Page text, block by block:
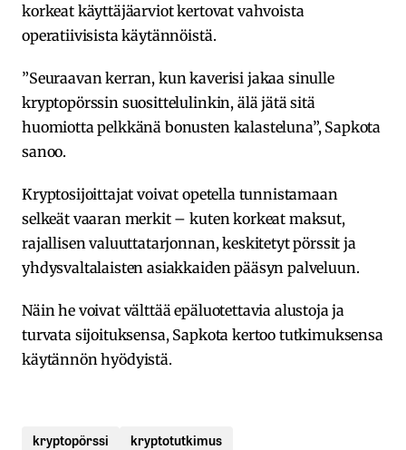
korkeat käyttäjäarviot kertovat vahvoista
operatiivisista käytännöistä.
”Seuraavan kerran, kun kaverisi jakaa sinulle
kryptopörssin suosittelulinkin, älä jätä sitä
huomiotta pelkkänä bonusten kalasteluna”, Sapkota
sanoo.
Kryptosijoittajat voivat opetella tunnistamaan
selkeät vaaran merkit – kuten korkeat maksut,
rajallisen valuuttatarjonnan, keskitetyt pörssit ja
yhdysvaltalaisten asiakkaiden pääsyn palveluun.
Näin he voivat välttää epäluotettavia alustoja ja
turvata sijoituksensa, Sapkota kertoo tutkimuksensa
käytännön hyödyistä.
kryptopörssi kryptotutkimus